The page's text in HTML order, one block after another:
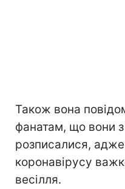
Також вона
фанатам, що вони з
розписалися,
коронавірусу
весілля.